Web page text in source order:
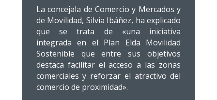
La concejala de Comercio y Mercados y
de Movilidad, Silvia Ibáñez, ha explicado
que se trata de «una iniciativa
integrada en el Plan Elda Movilidad
Sostenible que entre sus objetivos
destaca facilitar el acceso a las zonas
comerciales y reforzar el atractivo del
comercio de proximidad».